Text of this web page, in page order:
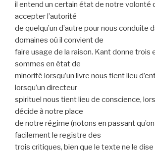
il entend un certain état de notre volonté
accepter l’autorité
de quelqu’un d’autre pour nous conduite
domaines où il convient de
faire usage de la raison. Kant donne trois
sommes en état de
minorité lorsqu’un livre nous tient lieu
lorsqu’un directeur
spirituel nous tient lieu de conscience,
décide à notre place
de notre régime (notons en passant
facilement le registre des
trois critiques, bien que le texte ne le dise